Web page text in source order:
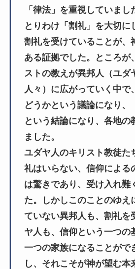
「律法」を重視していまし
とりわけ「割礼」を大切に
割礼を受けていることが、
ある証拠でした。ところが
ストの教えが異邦人（ユダ
人々）に広がっていく中で
どうかという議論になり、
という結論になり、各地の
ました。
ユダヤ人のキリスト教徒た
礼はいらない、信仰による
は驚きであり、受け入れ難
た。しかしこのことのゆえ
ていない異邦人も、割礼を
ヤ人も、信仰という一つの
一つの家族になることがで
し、それこそが神が望む本